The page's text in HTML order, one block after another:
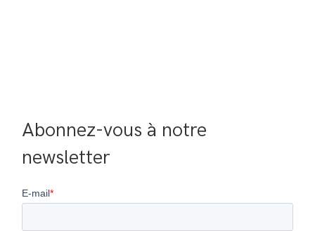
Abonnez-vous à notre
newsletter